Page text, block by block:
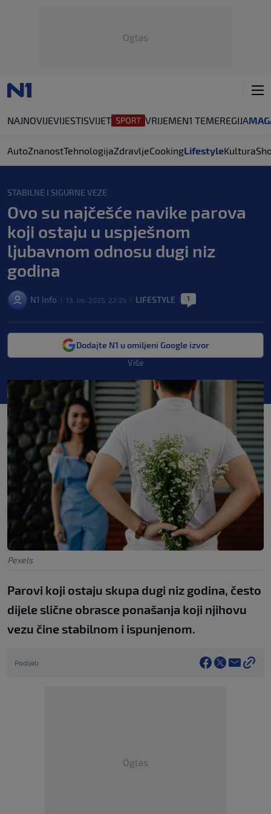
Oglas
NAJNOVIJEVIJESTISVIJET VRIJEMEN1 TEMEREGIJA
AutoZnanostTehnologijaZdravljeCookingLifestyleKultura
STABILNE I SIGURNE VEZE
Ovo su najčešće navike parova
koji ostaju u uspješnom
ljubavnom odnosu dugi niz
godina
N1 Info 13. lis. 2025. 22:25 LIFESTYLE 1
Dodajte N1 u omiljeni Google izvor
Više
Pexels
Parovi koji ostaju skupa dugi niz godina, često
dijele slične obrasce ponašanja koji njihovu
vezu čine stabilnom i ispunjenom.
Podijeli
Oglas